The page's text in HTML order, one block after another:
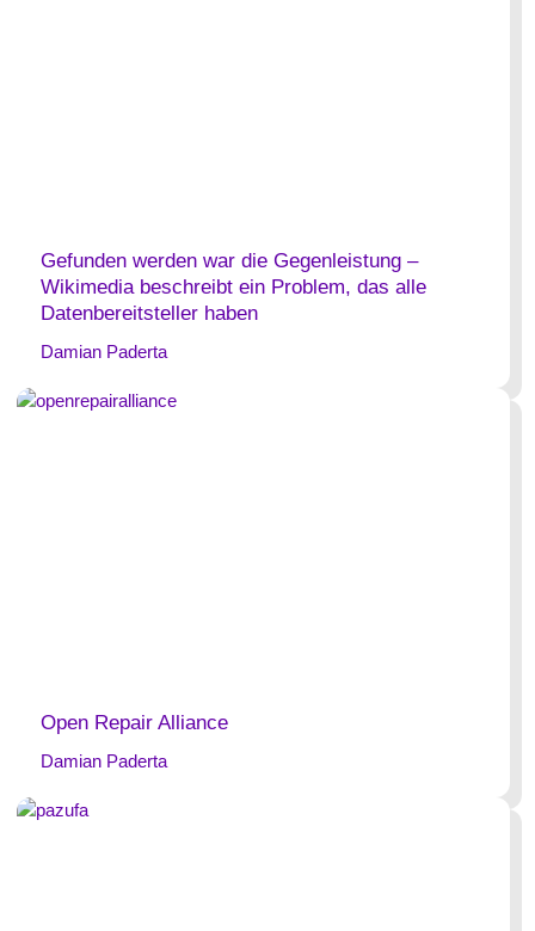
Gefunden werden war die Gegenleistung –
Wikimedia beschreibt ein Problem, das alle
Datenbereitsteller haben
Damian Paderta
Open Repair Alliance
Damian Paderta